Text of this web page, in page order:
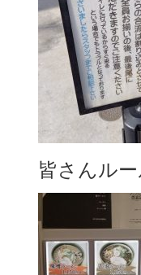
皆さんル